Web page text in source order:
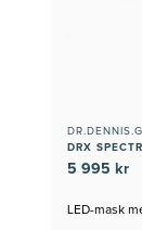
DRX
5 995 kr
LED-mask